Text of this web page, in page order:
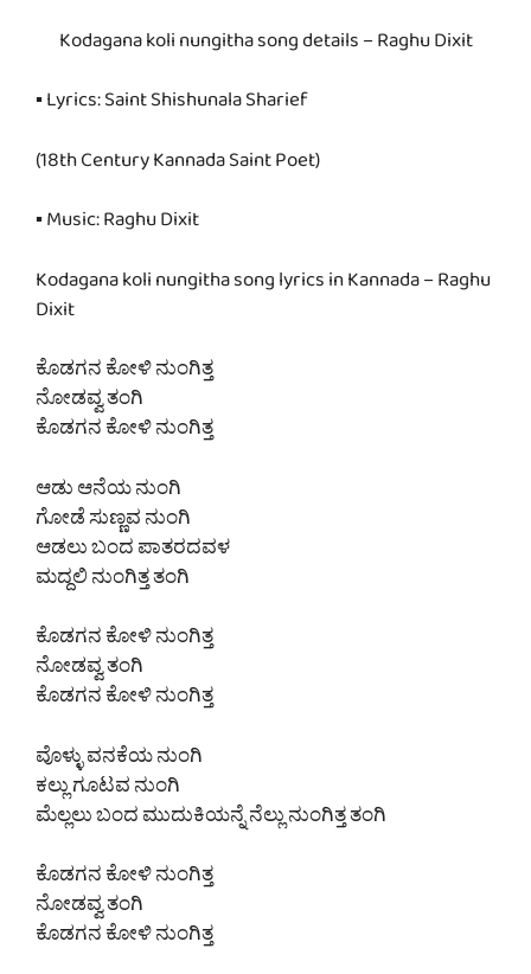
Kodagana koli nungitha song details – Raghu Dixit
▪ Lyrics: Saint Shishunala Sharief
(18th Century Kannada Saint Poet)
▪ Music: Raghu Dixit
Kodagana koli nungitha song lyrics in Kannada – Raghu
Dixit
ಕೊಡಗನ ಕೋಳಿ ನುಂಗಿತ್ತ
ನೋಡವ್ವ ತಂಗಿ
ಕೊಡಗನ ಕೋಳಿ ನುಂಗಿತ್ತ
ಆಡು ಆನೆಯ ನುಂಗಿ
ಗೋಡೆ ಸುಣ್ಣವ ನುಂಗಿ
ಆಡಲು ಬಂದ ಪಾತರದವಳ
ಮದ್ದಲಿ ನುಂಗಿತ್ತ ತಂಗಿ
ಕೊಡಗನ ಕೋಳಿ ನುಂಗಿತ್ತ
ನೋಡವ್ವ ತಂಗಿ
ಕೊಡಗನ ಕೋಳಿ ನುಂಗಿತ್ತ
ವೊಳ್ಳು ವನಕೆಯ ನುಂಗಿ
ಕಲ್ಲು ಗೂಟವ ನುಂಗಿ
ಮೆಲ್ಲಲು ಬಂದ ಮುದುಕಿಯನ್ನೆ ನೆಲ್ಲು ನುಂಗಿತ್ತ ತಂಗಿ
ಕೊಡಗನ ಕೋಳಿ ನುಂಗಿತ್ತ
ನೋಡವ್ವ ತಂಗಿ
ಕೊಡಗನ ಕೋಳಿ ನುಂಗಿತ್ತ